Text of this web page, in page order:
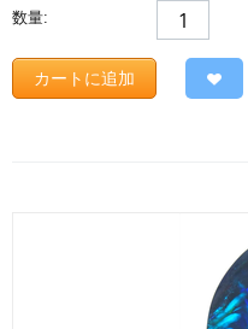
数量:
カートに追加